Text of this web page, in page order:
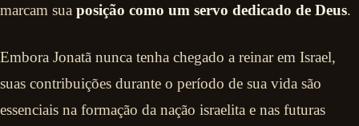
marcam sua posição como um servo dedicado de Deus.
Embora Jonatã nunca tenha chegado a reinar em Israel,
suas contribuições durante o período de sua vida são
essenciais na formação da nação israelita e nas futuras